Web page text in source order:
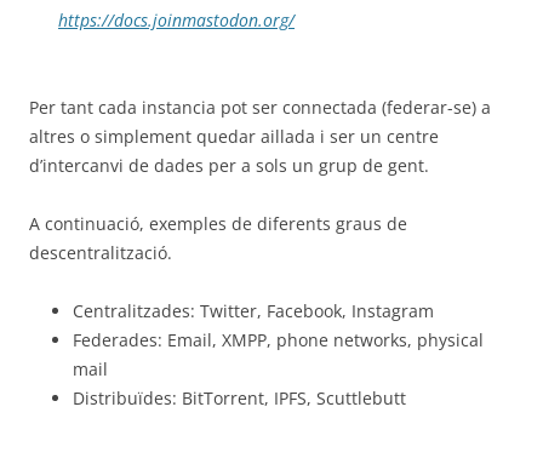
https://docs.joinmastodon.org/
Per tant cada instancia pot ser connectada (federar-se) a
altres o simplement quedar aillada i ser un centre
d’intercanvi de dades per a sols un grup de gent.
A continuació, exemples de diferents graus de
descentralització.
Centralitzades: Twitter, Facebook, Instagram
Federades: Email, XMPP, phone networks, physical
mail
Distribuïdes: BitTorrent, IPFS, Scuttlebutt